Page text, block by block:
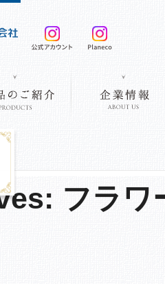
フラワ